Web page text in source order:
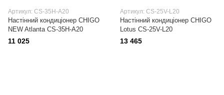
Артикул: CS-35H-A20
Настінний кондиціонер CHIGO
NEW Atlanta CS-35H-A20
11 025
Артикул: CS-25V-L20
Настінний кондиціонер CHIGO
Lotus CS-25V-L20
13 465